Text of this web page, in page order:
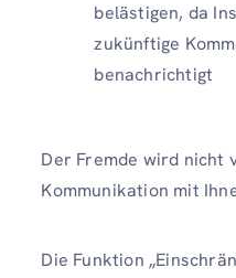
belästigen, da
zukünftige
benachrichtigt
Der Fremde wird nicht
Kommunikation mit
Die Funktion